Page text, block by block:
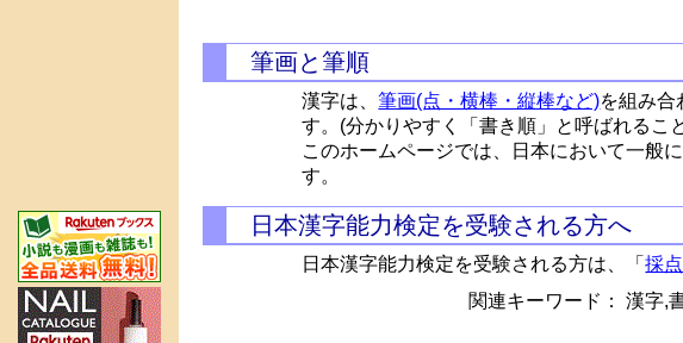
筆画と筆順
漢字は、筆画(点・横棒・縦棒など)を組み合
す。(分かりやすく「書き順」と呼ばれるこ
このホームページでは、日本において一般
す。
日本漢字能力検定を受験される方へ
日本漢字能力検定を受験される方は、「採
関連キーワード： 漢字,